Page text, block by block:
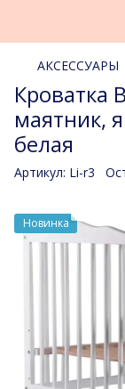
АКСЕССУАРЫ
Кроватка
маятник,
белая
Артикул: Li-r3
Новинка